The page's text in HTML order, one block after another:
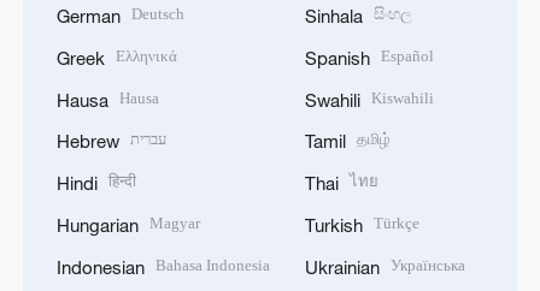
German Deutsch
Greek Ελληνικά
Hausa Hausa
Hebrew עברית
Hindi हिन्दी
Hungarian Magyar
Indonesian Bahasa Indonesia
Sinhala සිංහල
Spanish Español
Swahili Kiswahili
Tamil தமிழ்
Thai ไทย
Turkish Türkçe
Ukrainian Українська